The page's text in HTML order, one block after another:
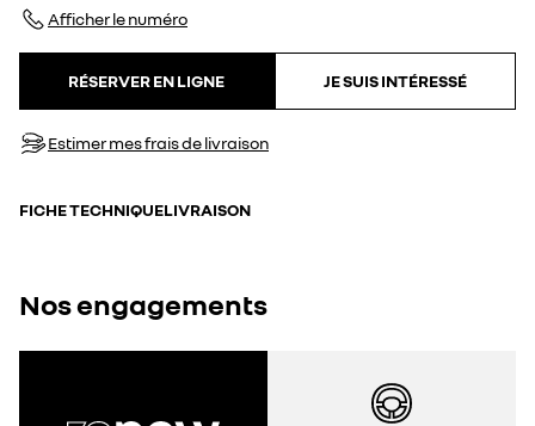
Afficher le numéro
RÉSERVER EN LIGNE JE SUIS INTÉRESSÉ
Estimer mes frais de livraison
FICHE TECHNIQUELIVRAISON
Nos engagements